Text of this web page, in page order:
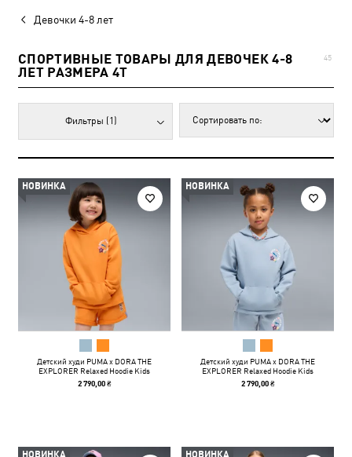
Девочки 4-8 лет
СПОРТИВНЫЕ ТОВАРЫ ДЛЯ ДЕВОЧЕК 4-8
ЛЕТ РАЗМЕРА 4T
45
Фильтры (1)
НОВИНКА
Детский худи PUMA x DORA THE
EXPLORER Relaxed Hoodie Kids
2 790,00 ₴
НОВИНКА
Детский худи PUMA x DORA THE
EXPLORER Relaxed Hoodie Kids
2 790,00 ₴
НОВИНКА НОВИНКА